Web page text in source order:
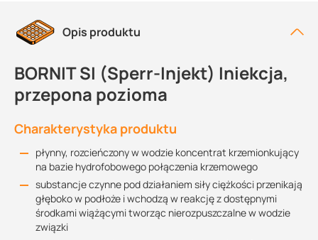
Opis produktu
BORNIT SI (Sperr-Injekt) Iniekcja,
przepona pozioma
Charakterystyka produktu
płynny, rozcieńczony w wodzie koncentrat krzemionkujący
na bazie hydrofobowego połączenia krzemowego
substancje czynne pod działaniem siły ciężkości przenikają
głęboko w podłoże i wchodzą w reakcję z dostępnymi
środkami wiążącymi tworząc nierozpuszczalne w wodzie
związki